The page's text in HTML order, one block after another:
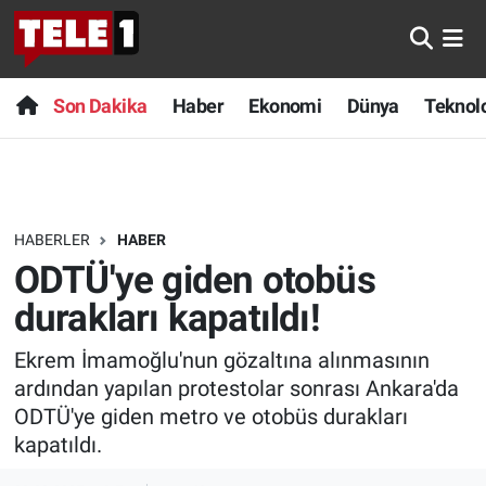
Son Dakika Haber Ekonomi Dünya
HABERLER HABER
ODTÜ'ye giden otobüs
durakları kapatıldı!
Ekrem İmamoğlu'nun gözaltına alınmasının
ardından yapılan protestolar sonrası Ankara'da
ODTÜ'ye giden metro ve otobüs durakları
kapatıldı.
Anında Manşet
Başka Sohbetler
Bilim turu
Bilim ve Teknoloji Evreni
Doğa Konuşuyor
Dünya
Son Dakika
Haber
Dünya
Teknoloji
Sağlık
Spor
Nöbetçi Eczaneler
Hava Durumu
Trafik Durumu
Süper Lig Puan Durumu ve Fikstür
Tüm Manşetler
Son Dakika Haberleri